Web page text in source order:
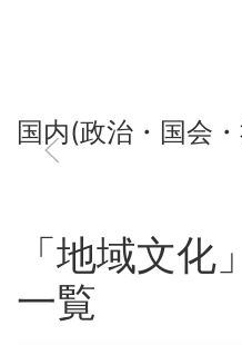
国内(政治・国会
「地域文
一覧